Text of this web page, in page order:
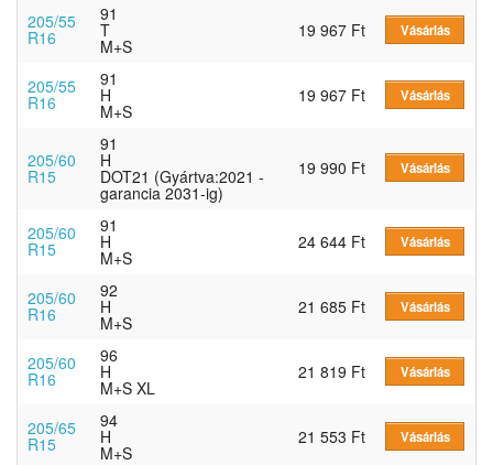
205/55
R16
91
T
M+S
19 967 Ft Vásárlás
205/55
R16
91
H
M+S
19 967 Ft Vásárlás
205/60
R15
91
H
DOT21 (Gyártva:2021 -
garancia 2031-ig)
19 990 Ft Vásárlás
205/60
R15
91
H
M+S
24 644 Ft Vásárlás
205/60
R16
92
H
M+S
21 685 Ft Vásárlás
205/60
R16
96
H
M+S XL
21 819 Ft Vásárlás
205/65
R15
94
H
M+S
21 553 Ft Vásárlás